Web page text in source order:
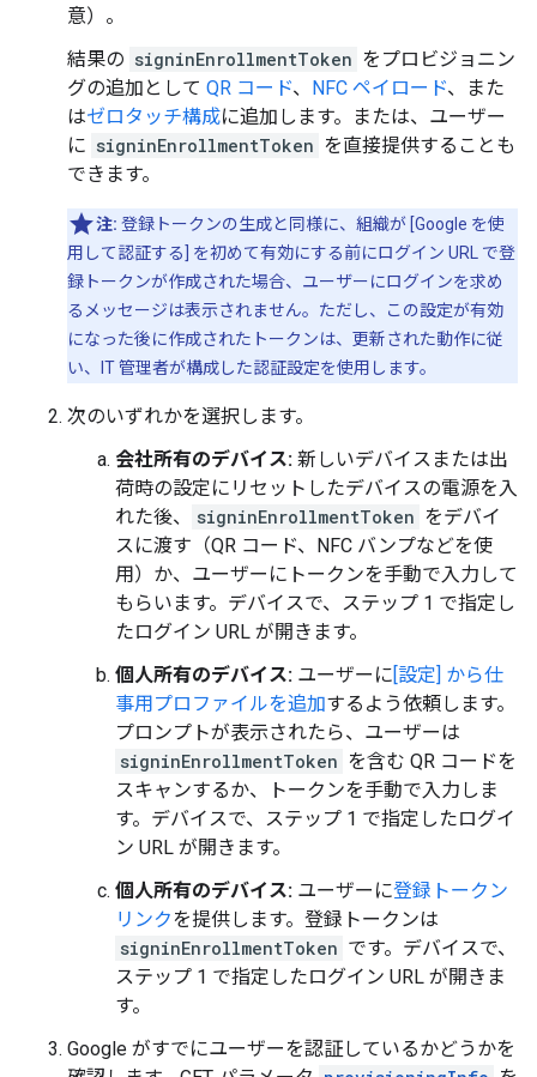
意）。
結果の signinEnrollmentToken をプロビジョニン
グの追加として QR コード、 NFC ペイロード、また
はゼロタッチ構成に追加します。または、ユーザー
に signinEnrollmentToken を直接提供することも
できます。
注: 登録トークンの生成と同様に、組織が [Google を使
用して認証する] を初めて有効にする前にログイン URL で登
録トークンが作成された場合、ユーザーにログインを求め
るメッセージは表示されません。ただし、この設定が有効
になった後に作成されたトークンは、更新された動作に従
い、IT 管理者が構成した認証設定を使用します。
次のいずれかを選択します。
会社所有のデバイス: 新しいデバイスまたは出
荷時の設定にリセットしたデバイスの電源を入
れた後、
signinEnrollmentToken をデバイ
スに渡す（QR コード、NFC バンプなどを使
用）か、ユーザーにトークンを手動で入力して
もらいます。デバイスで、ステップ 1 で指定し
たログイン URL が開きます。
個人所有のデバイス: ユーザーに[設定] から仕
事用プロファイルを追加するよう依頼します。
プロンプトが表示されたら、ユーザーは
signinEnrollmentToken を含む QR コードを
スキャンするか、トークンを手動で入力しま
す。デバイスで、ステップ 1 で指定したログイ
ン URL が開きます。
個人所有のデバイス: ユーザーに登録トークン
リンクを提供します。登録トークンは
signinEnrollmentToken です。デバイスで、
ステップ 1 で指定したログイン URL が開きま
す。
Google がすでにユーザーを認証しているかどうかを